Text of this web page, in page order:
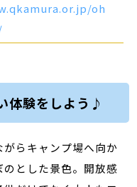
oh
体験をしよう♪
らキャンプ場へ向か
とした景色。開放感